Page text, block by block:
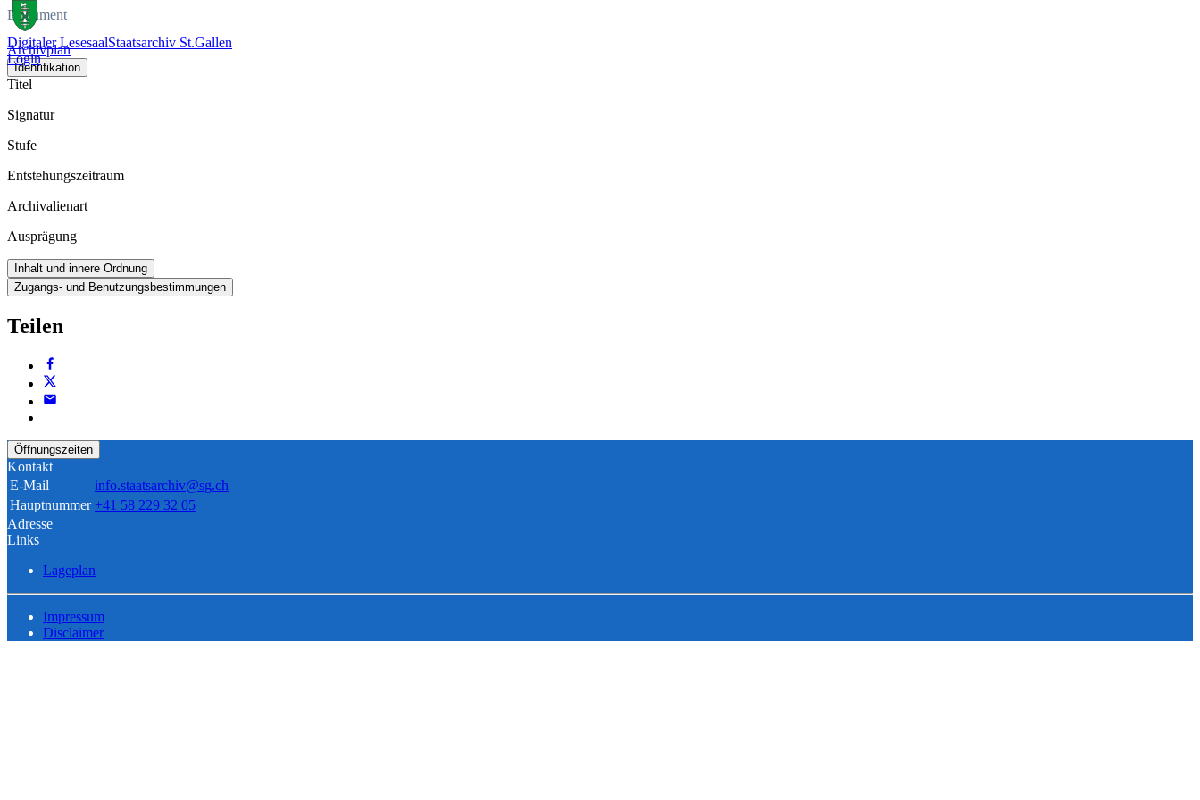
Digitaler LesesaalStaatsarchiv St.Gallen
Login
Dokument
Archivplan
Identifikation
Titel
Signatur
Stufe
Entstehungszeitraum
Archivalienart
Ausprägung
Inhalt und innere Ordnung
Zugangs- und Benutzungsbestimmungen
Teilen
Öffnungszeiten
Kontakt
E-Mail
info.staatsarchiv@sg.ch
Hauptnummer +41 58 229 32 05
Adresse
Links
Lageplan
Impressum
Disclaimer